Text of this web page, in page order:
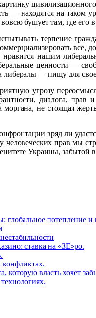
— находятся на
бушует там, где его
терпение
все,
нашим
ценности —
либералы — пищу для
угрозу
диалога,
не стоящая
вряд ли
прав мы
Украины,
глобальное потепление
ставка на «ЗЕ»ро.
которую власть хочет